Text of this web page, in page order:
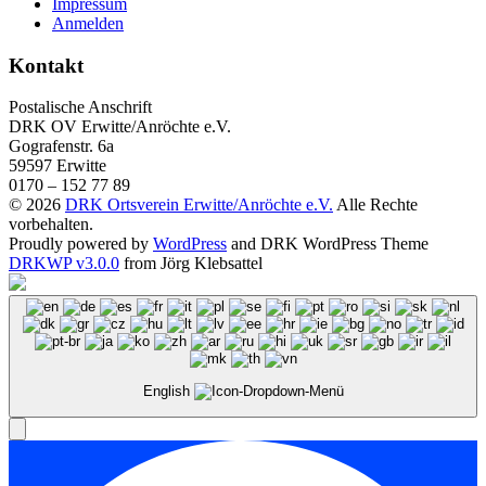
Anmelden
Kontakt
Postalische Anschrift
DRK OV Erwitte/Anröchte e.V.
Gografenstr. 6a
59597 Erwitte
0170 – 152 77 89
© 2026 DRK Ortsverein Erwitte/Anröchte e.V. Alle Rechte
vorbehalten.
Proudly powered by WordPress and DRK WordPress Theme
DRKWP v3.0.0 from Jörg Klebsattel
English